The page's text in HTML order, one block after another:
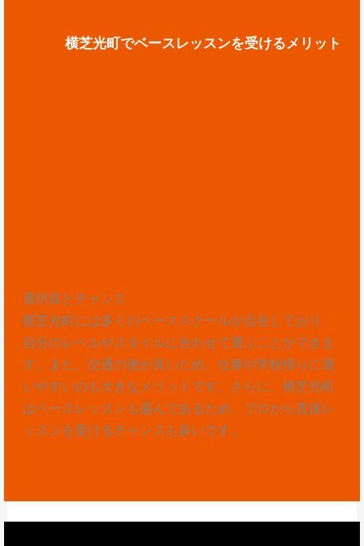
横芝光町でベースレッスンを受けるメリット
選択肢とチャンス
横芝光町には多くのベーススクールが点在しており、
自分のレベルやスタイルに合わせて選ぶことができま
す。また、交通の便が良いため、仕事や学校帰りに通
いやすいのも大きなメリットです。さらに、横芝光町
はベースレッスンも盛んであるため、プロから直接レ
ッスンを受けるチャンスも多いです。